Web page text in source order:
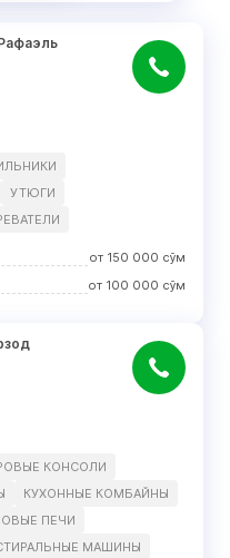
УТЮГИ
от 150 000 сўм
от 100 000 сўм
КОНСОЛИ
КУХОННЫЕ КОМБАЙНЫ
ПЕЧИ
МАШИНЫ